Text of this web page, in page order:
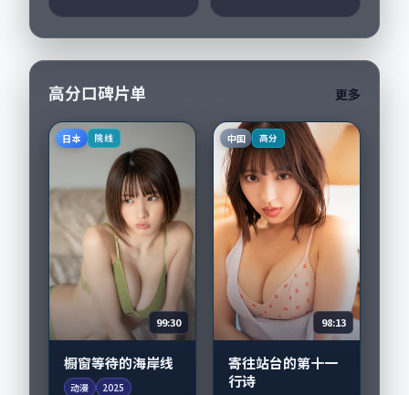
高分口碑片单 更多
日本 院线
99:30
橱窗等待的海岸线
动漫 2025
中国 高分
98:13
寄往站台的第十一
行诗